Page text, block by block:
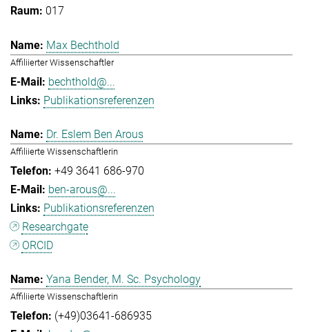
017
Max Bechthold
Affiliierter Wissenschaftler
bechthold@...
Publikationsreferenzen
Dr. Eslem Ben Arous
Affiliierte Wissenschaftlerin
+49 3641 686-970
ben-arous@...
Publikationsreferenzen
Researchgate
ORCID
Yana Bender, M. Sc. Psychology
Affiliierte Wissenschaftlerin
(+49)03641-686935